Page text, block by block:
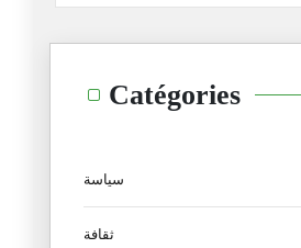
Catégories
سياسة
ثقافة